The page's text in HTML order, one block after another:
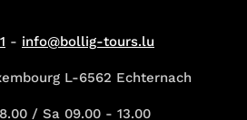
- info@bollig-tours.lu
L-6562 Echternach
/ Sa 09.00 - 13.00